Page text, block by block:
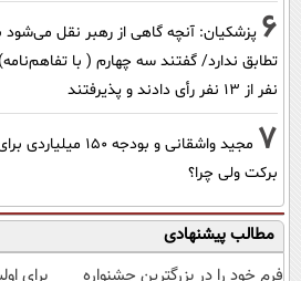
6 پزشکیان‌: آنچه گاهی از رهبر نقل
نفر از 13 نفر رأی دادند و پذیرفتند
7
مجید واشقانی و
برکت ولی چرا؟
مطالب پیشنهادی
فرم خود را در بزرگترین جشنواره